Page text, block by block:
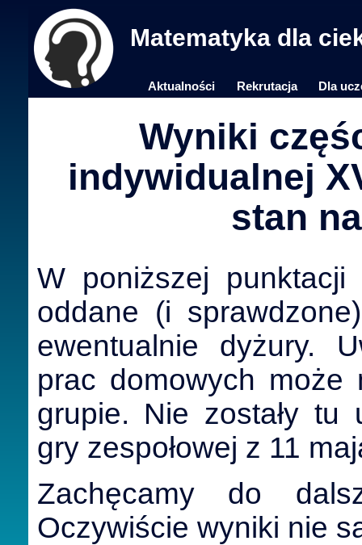
Matematyka dla
Aktualności Rekrutacja Dla
Wyniki
indywidualnej
stan
W poniższej
oddane (i
ewentualnie dyżury.
prac domowych
grupie. Nie zostały tu
gry zespołowej z 11
Zachęcamy do
Oczywiście wyniki nie